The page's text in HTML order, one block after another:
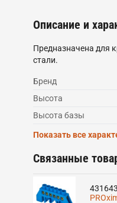
Описание и
Предназначена для
стали.
Бренд
Высота
Высота базы
Показать все
Связанные
431643